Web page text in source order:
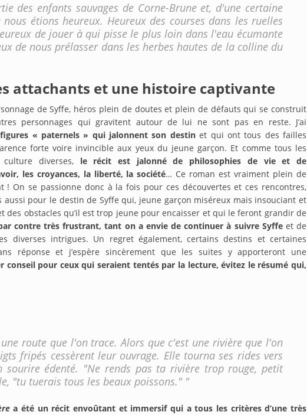
des enfants sauvages de Corne-Brune et, d'une certaine
étions heureux. Heureux des courses dans les ruelles
de jouer à qui pisse le plus loin dans l'eau écumante
de nous prélasser dans les herbes hautes de la colline du
attachants et une histoire captivante
de Syffe, héros plein de doutes et plein de défauts qui se construit
personnages qui gravitent autour de lui ne sont pas en reste. J’ai
« paternels » qui jalonnent son destinet qui ont tous des failles
forte voire invincible aux yeux du jeune garçon. Et comme tous les
diverses, le récit est jalonné de philosophies de vie et de
les croyances, la liberté, la société… Ce roman est vraiment plein de
! On se passionne donc à la fois pour ces découvertes et ces rencontres,
aussi pour le destin de Syffe qui, jeune garçon miséreux mais insouciant et
des obstacles qu’il est trop jeune pour encaisser et qui le feront grandir de
contre très frustrant, tant on a envie de continuer à suivre Syffeet de
diverses intrigues. Un regret également, certains destins et certaines
réponse et j’espère sincèrement que les suites y apporteront une
conseil pour ceux qui seraient tentés par la lecture, évitez le résumé qui,
route que l'on trace. Alors que c'est une rivière que l'on
fripés cessèrent leur ouvrage. Elle tourna ses rides vers
édenté. "Ne rends pas ta rivière trop rouge, petit
"tu tuerais tous les beaux poissons." "
a été un récit envoûtant et immersif qui a tous les critères d’une très